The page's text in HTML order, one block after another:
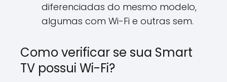
diferenciadas do mesmo modelo,
algumas com Wi-Fi e outras sem.
Como verificar se sua Smart
TV possui Wi-Fi?